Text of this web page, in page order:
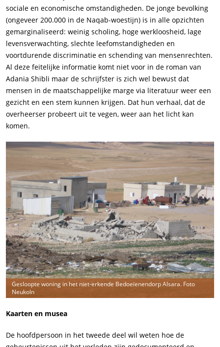
sociale en economische omstandigheden. De jonge bevolking
(ongeveer 200.000 in de Naqab-woestijn) is in alle opzichten
gemarginaliseerd: weinig scholing, hoge werkloosheid, lage
levensverwachting, slechte leefomstandigheden en
voortdurende discriminatie en schending van mensenrechten.
Al deze feitelijke informatie komt niet voor in de roman van
Adania Shibli maar de schrijfster is zich wel bewust dat
mensen in de maatschappelijke marge via literatuur weer een
gezicht en een stem kunnen krijgen. Dat hun verhaal, dat de
overheerser probeert uit te vegen, weer aan het licht kan
komen.
Gesloopte woning in het niet-erkende Bedoeïenendorp Alsara. Foto
Neukoln
Kaarten en musea
De hoofdpersoon in het tweede deel wil weten hoe de